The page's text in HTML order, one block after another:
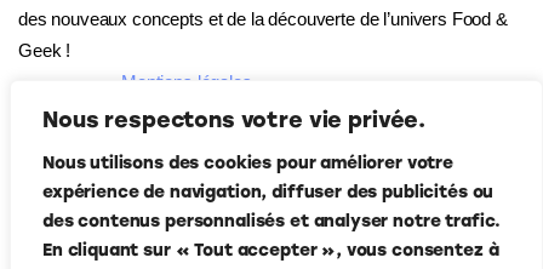
Nous respectons votre vie privée.
Nous utilisons des cookies pour améliorer votre
expérience de navigation, diffuser des publicités ou
des contenus personnalisés et analyser notre trafic.
En cliquant sur « Tout accepter », vous consentez à
des nouveaux concepts et de la découverte de l’univers Food&
Geek !
Mentions légales
Qui-sommes
Contact
Suivez-nous